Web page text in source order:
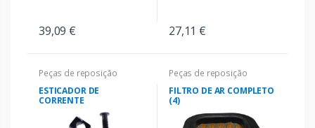
39,09 € 27,11 €
Peças de reposição
ESTICADOR DE
CORRENTE
Peças de reposição
FILTRO DE AR COMPLETO
(4)